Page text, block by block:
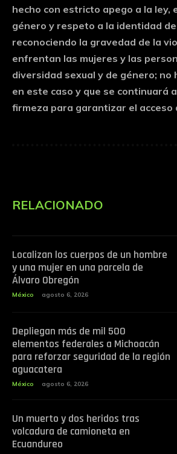
hecho con estricto apego a la ley,
género y respeto a la identidad
reconociendo la gravedad de la
enfrentan las mujeres y las
diversidad sexual y de género; no
en este caso y que se continuará
firmeza para garantizar el acceso
RELACIONADO
Localizan los cuerpos de un hombre
y una mujer en una parcela de
Álvaro Obregón
México agosto 6, 2026
Depliegan más de mil 500
elementos federales a Michoacán
para reforzar seguridad de la región
aguacatera
México agosto 6, 2026
Un muerto y dos heridos tras
volcadura de camioneta en
Ecuandureo